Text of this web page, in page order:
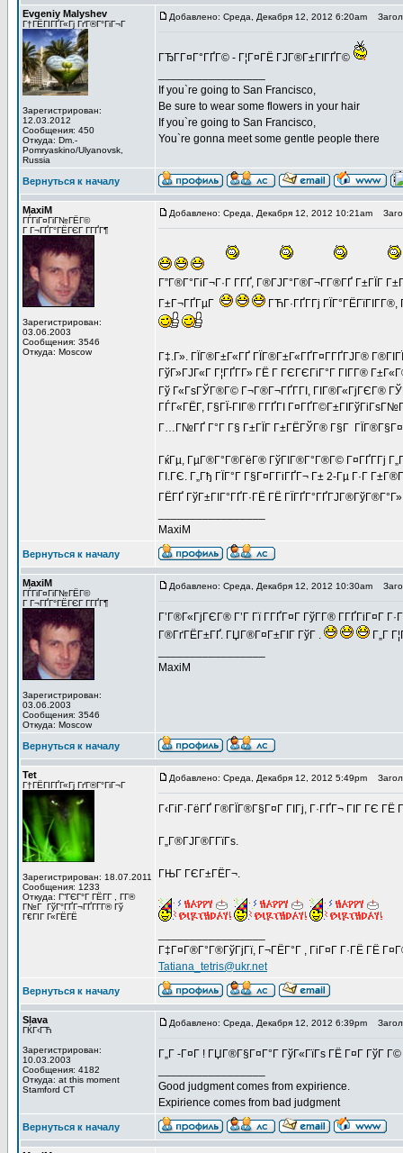
Evgeniy Malyshev
Г†ГЁГІГҐГ«Гј ГґГ®Г°ГіГ¬Г
Зарегистрирован:
12.03.2012
Сообщения: 450
Откуда: Dm.-
Pomryaskino/Ulyanovsk,
Russia
Добавлено: Среда, Декабря 12, 2012 6:20am
ГЂГ­Г¤Г°ГҐГ© - Г¦Г¤ГЁ ГЈГ®Г±ГІГҐГ©
If you`re going to San Francisco,
Be sure to wear some flowers in your hair
If you`re going to San Francisco,
You`re gonna meet some gentle people there
Вернуться к началу
MaxiM
ГЃГіГ¤ГіГ№ГЁГ©
Г Г¬ГҐГ°ГЁГЄГ Г­ГҐГ¶
Зарегистрирован:
03.06.2003
Сообщения: 3546
Откуда: Moscow
Добавлено: Среда, Декабря 12, 2012 10:21am
Г”Г®Г°ГіГ¬Г·Г Г­ГҐ, Г®ГЈГ°Г®Г¬Г­Г®ГҐ Г±ГЇГ
Г±Г¬ГҐГµГ
ГЋГ·ГҐГ­Гј
Г‡.Г». ГЇГ®Г±Г«ГҐ ГЇГ®Г±Г«ГҐГ¤Г­ГҐГЈГ®
ГўГ»ГЈГ«Г Г¦ГҐГ­Г» ГЁ Г ГЄГЄГіГ°Г ГІГ­Г®
Гў Г«ГѕГЎГ®Г© Г¬Г®Г¬ГҐГ­ГІ, ГІГ®Г«ГјГЄГ®
ГЃГ«ГЁГ­, Г§ГЇ-ГІГ® Г­ГҐГІ
Г…Г№ГҐ Г°Г Г§ Г±ГЇГ Г±ГЁГЎГ® Г§Г
ГќГµ, ГµГ®Г°Г®ГёГ® ГўГІГ®Г°Г®Г© Г¤ГҐГ­Гј
ГІ.ГЄ. Г„Гђ ГЇГ°Г Г§Г¤Г­ГіГҐГ¬ Г± 2-Гµ Г·Г
ГЁГҐ ГўГ±ГІГ°ГҐГ·ГЁ ГЁ
MaxiM
Вернуться к началу
MaxiM
ГЃГіГ¤ГіГ№ГЁГ©
Г Г¬ГҐГ°ГЁГЄГ Г­ГҐГ¶
Зарегистрирован:
03.06.2003
Сообщения: 3546
Откуда: Moscow
Добавлено: Среда, Декабря 12, 2012 10:30am
Г’Г®Г«ГјГЄГ® Г’Г Гї Г­ГҐГ¤Г ГўГ­Г® Г­ГҐГіГ¤Г
Г®ГґГЁГ±ГҐ. ГЏГ®Г¤Г±ГІГ ГўГ .
Г„Г
MaxiM
Вернуться к началу
Tet
Г†ГЁГІГҐГ«Гј ГґГ®Г°ГіГ¬Г
Зарегистрирован: 18.07.2011
Сообщения: 1233
Откуда: Г“ГЄГ°Г ГЁГ­Г , Г­Г®
Г№Г ГўГ°ГҐГ¬ГҐГ­Г­Г® Гў
Г€ГІГ Г«ГЁГЁ
Добавлено: Среда, Декабря 12, 2012 5:49pm
Г‹ГіГ·ГёГҐ Г®ГЇГ®Г§Г¤Г ГІГј, Г·ГҐГ¬ ГІГ ГЄ ГЁ
Г„Г®ГЈГ®Г­ГїГѕ.
ГЊГ ГЄГ±ГЁГ¬.
Г‡Г¤Г®Г°Г®ГўГјГї, Г¬ГЁГ°Г , ГіГ¤Г Г·ГЁ ГЁ
Tatiana_tetris@ukr.net
Вернуться к началу
Slava
ГЌГ‹ГЋ
Зарегистрирован:
10.03.2003
Сообщения: 4182
Откуда: at this moment
Stamford CT
Добавлено: Среда, Декабря 12, 2012 6:39pm
Г„Г -Г¤Г ! ГЏГ®Г§Г¤Г°Г ГўГ«ГїГѕ ГЁ Г¤Г ГўГ
Good judgment comes from expirience.
Expirience comes from bad judgment
Вернуться к началу